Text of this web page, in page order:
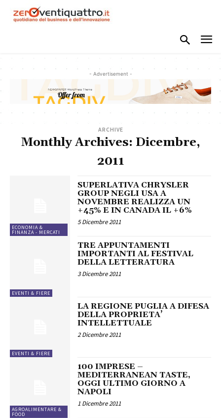
- Advertisement -
ARCHIVE
Monthly Archives: Dicembre,
2011
ECONOMIA &
FINANZA - MERCATI
SUPERLATIVA CHRYSLER
GROUP NEGLI USA A
NOVEMBRE REALIZZA UN
+45% E IN CANADA IL +6%
5 Dicembre 2011
EVENTI & FIERE
TRE APPUNTAMENTI
IMPORTANTI AL FESTIVAL
DELLA LETTERATURA
3 Dicembre 2011
EVENTI & FIERE
LA REGIONE PUGLIA A DIFESA
DELLA PROPRIETA’
INTELLETTUALE
2 Dicembre 2011
AGROALIMENTARE &
FOOD
100 IMPRESE –
MEDITERRANEAN TASTE,
OGGI ULTIMO GIORNO A
NAPOLI
1 Dicembre 2011